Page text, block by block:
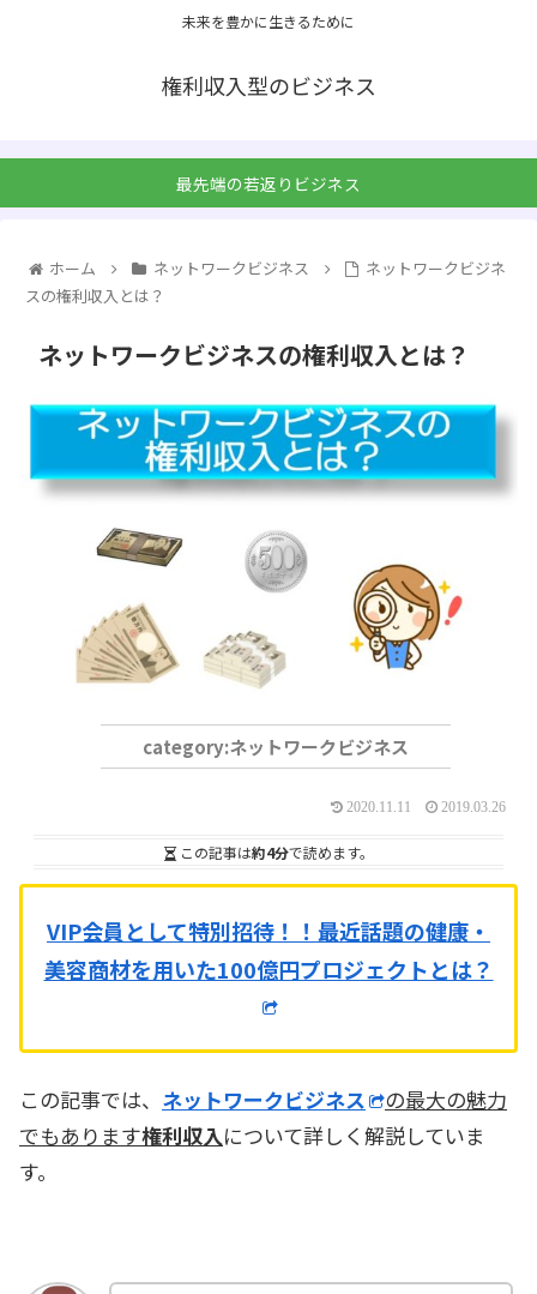
未来を豊かに生きるために
権利収入型のビジネス
最先端の若返りビジネス
ホーム ネットワークビジネス
ネットワークビジネ
スの権利収入とは？
ネットワークビジネスの権利収入とは？
ネットワークビジネス
2020.11.11 2019.03.26
この記事は約4分で読めます。
VIP会員として特別招待！！ 最近話題の健康・
美容商材を用いた100億円プロジェクトとは？
この記事では、 ネットワークビジネス
の最大の魅力
でもあります権利収入について詳しく解説していま
す。